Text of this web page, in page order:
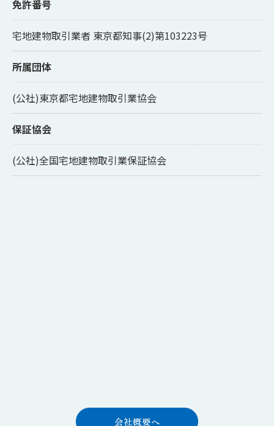
免許番号
宅地建物取引業者 東京都知事(2)第103223号
所属団体
(公社)東京都宅地建物取引業協会
保証協会
(公社)全国宅地建物取引業保証協会
会社概要へ
ご相談はこちら